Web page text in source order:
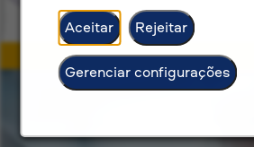
Aceitar Rejeitar
Gerenciar configurações